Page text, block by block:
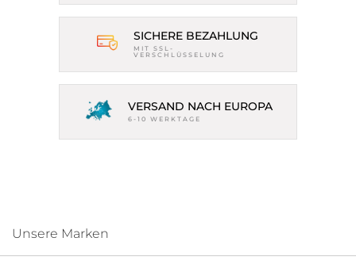
SICHERE BEZAHLUNG
MIT SSL-
VERSCHLÜSSELUNG
VERSAND NACH EUROPA
6-10 WERKTAGE
Unsere Marken